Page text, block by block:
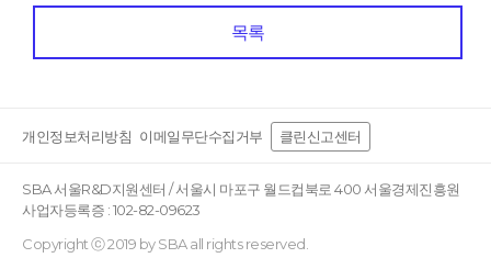
목록
개인정보처리방침 이메일무단수집거부 클린신고센터
SBA 서울R&D지원센터 / 서울시 마포구 월드컵북로 400 서울경제진흥원
사업자등록증 : 102-82-09623
Copyright ⓒ 2019 by SBA all rights reserved.